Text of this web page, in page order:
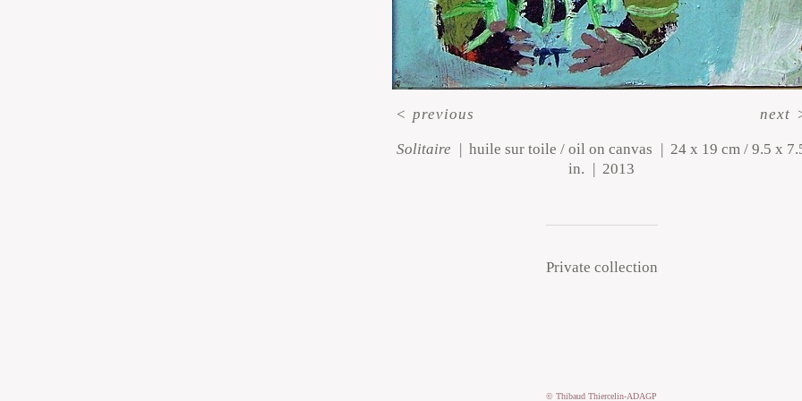
Solitaire huile sur toile / oil on canvas
24 x 19 cm / 9.5 x
in.
2013
< previous next
Private collection
© Thibaud Thiercelin-ADAGP